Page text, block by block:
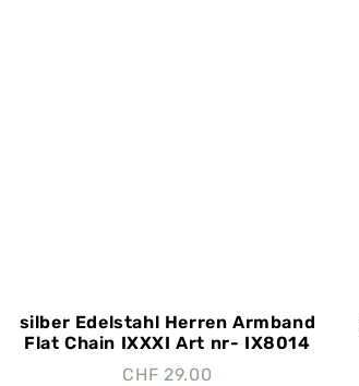
silber Edelstahl Herren Armband
Flat Chain IXXXI Art nr- IX8014
CHF 29.00